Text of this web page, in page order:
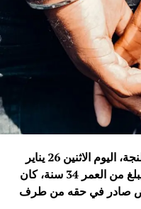
تمكنت عناصر الشرطة بولاية أمن طنجة، اليوم الاثنين 26 يناير
الجاري، من توقيف مواطن فرنسي يبلغ من العمر 34 سنة، كان
صادر في حقه من طرف